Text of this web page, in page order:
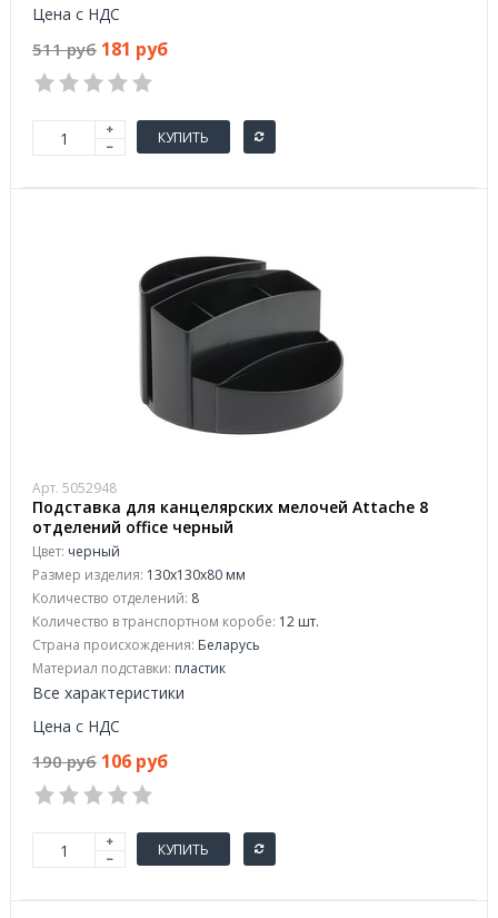
Цена с НДС
511 руб 181 руб
КУПИТЬ
Арт. 5052948
Подставка для канцелярских мелочей Attache 8
отделений office черный
Цвет: черный
Размер изделия: 130x130x80 мм
Количество отделений: 8
Количество в транспортном коробе: 12 шт.
Страна происхождения: Беларусь
Материал подставки: пластик
Все характеристики
Цена с НДС
190 руб 106 руб
КУПИТЬ